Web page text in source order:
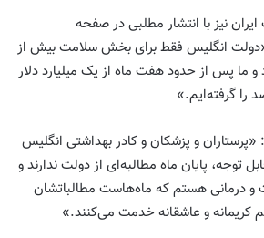
نیز با انتشار مطلبی در صفحه
انگلیس فقط برای بخش سلامت بیش از
کرد و ما پس از حدود هفت ماه از یک میلیارد دلار
«پرستاران و پزشکان و کادر بهداشتی انگلیس
توجه، پایان ماه مطالبه‌ای از دولت ندارند و
و درمانی هستم که ماه‌هاست مطالباتشان
کریمانه و عاشقانه خدمت می‌کنند.»